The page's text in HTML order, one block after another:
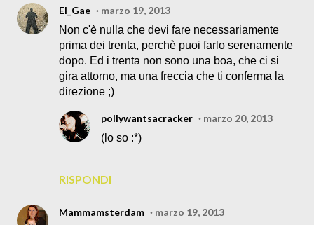
El_Gae
marzo 19, 2013
Non c'è nulla che devi fare necessariamente
prima dei trenta, perchè puoi farlo serenamente
dopo. Ed i trenta non sono una boa, che ci si
gira attorno, ma una freccia che ti conferma la
direzione ;)
RISPONDI
pollywantsacracker
marzo 20, 2013
(lo so :*)
Mammamsterdam
marzo 19, 2013